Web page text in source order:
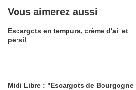
Vous aimerez aussi
Escargots en tempura, crème d'ail et
persil
Midi Libre : "Escargots de Bourgogne